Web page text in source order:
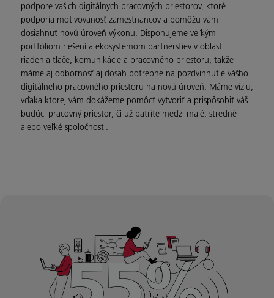
podpore vašich digitálnych pracovných priestorov, ktoré
podporia motivovanosť zamestnancov a pomôžu vám
dosiahnuť novú úroveň výkonu. Disponujeme veľkým
portfóliom riešení a ekosystémom partnerstiev v oblasti
riadenia tlače, komunikácie a pracovného priestoru, takže
máme aj odbornosť aj dosah potrebné na pozdvihnutie vášho
digitálneho pracovného priestoru na novú úroveň. Máme víziu,
vďaka ktorej vám dokážeme pomôcť vytvoriť a prispôsobiť váš
budúci pracovný priestor, či už patríte medzi malé, stredné
alebo veľké spoločnosti.